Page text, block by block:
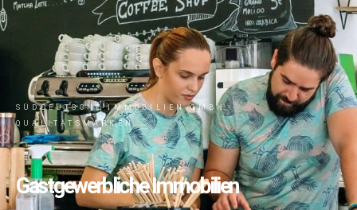
SÜDDEUTSCHE IMMOBILIEN GMBH
QUALITÄTSMARKEN
Gastgewerbliche Immobilien